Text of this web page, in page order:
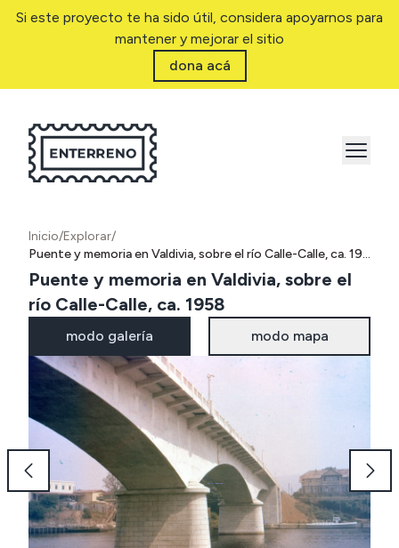
Si este proyecto te ha sido útil, considera apoyarnos para
mantener y mejorar el sitio
dona acá
Inicio/Explorar/
Puente y memoria en Valdivia, sobre el río Calle-Calle, ca. 1958
Puente y memoria en Valdivia, sobre el
río Calle-Calle, ca. 1958
modo galería modo mapa